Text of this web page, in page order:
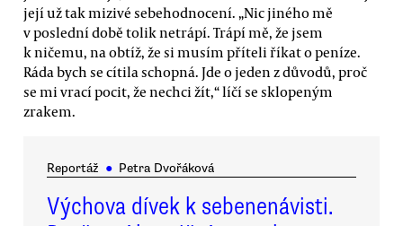
její už tak mizivé sebehodnocení. „Nic jiného mě
v poslední době tolik netrápí. Trápí mě, že jsem
k ničemu, na obtíž, že si musím příteli říkat o peníze.
Ráda bych se cítila schopná. Jde o jeden z důvodů, proč
se mi vrací pocit, že nechci žít,“ líčí se sklopeným
zrakem.
Reportáž ● Petra Dvořáková
Výchova dívek k sebenenávisti.